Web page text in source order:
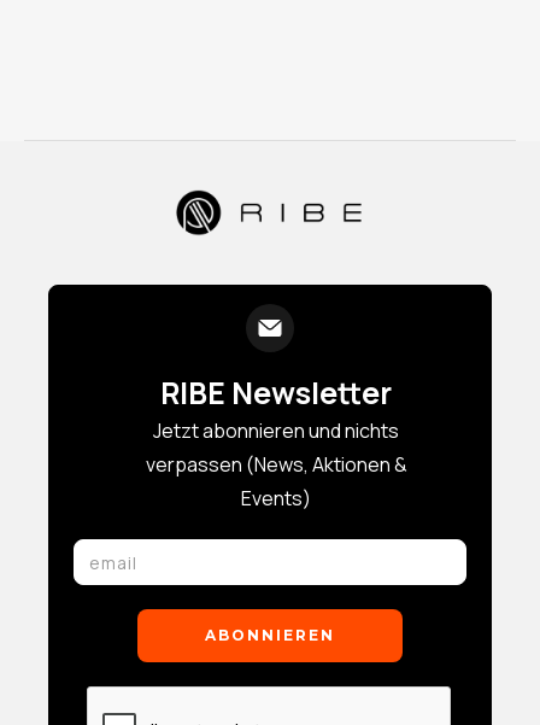
RIBE Newsletter
Jetzt abonnieren und nichts
verpassen (News, Aktionen &
Events)